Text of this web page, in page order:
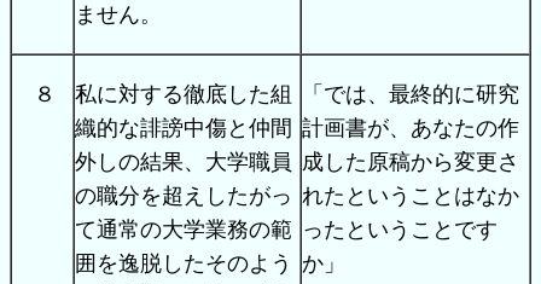
ません。
８
私に対する徹底した組
織的な誹謗中傷と仲間
外しの結果、大学職員
の職分を超えしたがっ
て通常の大学業務の範
囲を逸脱したそのよう
「では、最終的に研究
計画書が、あなたの作
成した原稿から変更さ
れたということはなか
ったということです
か」